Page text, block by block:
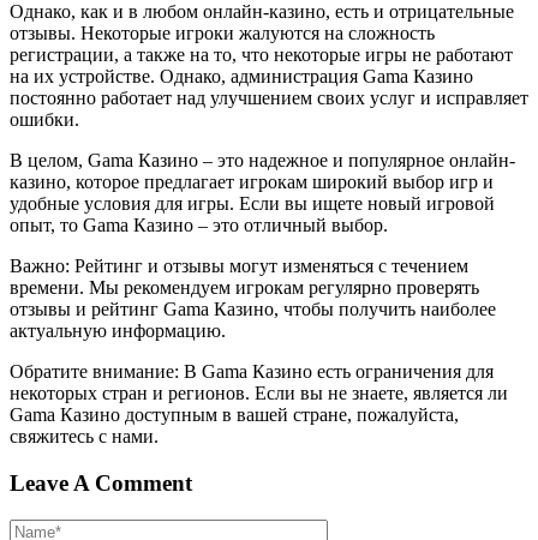
Однако, как и в любом онлайн-казино, есть и отрицательные
отзывы. Некоторые игроки жалуются на сложность
регистрации, а также на то, что некоторые игры не работают
на их устройстве. Однако, администрация Gama Казино
постоянно работает над улучшением своих услуг и исправляет
ошибки.
В целом, Gama Казино – это надежное и популярное онлайн-
казино, которое предлагает игрокам широкий выбор игр и
удобные условия для игры. Если вы ищете новый игровой
опыт, то Gama Казино – это отличный выбор.
Важно: Рейтинг и отзывы могут изменяться с течением
времени. Мы рекомендуем игрокам регулярно проверять
отзывы и рейтинг Gama Казино, чтобы получить наиболее
актуальную информацию.
Обратите внимание: В Gama Казино есть ограничения для
некоторых стран и регионов. Если вы не знаете, является ли
Gama Казино доступным в вашей стране, пожалуйста,
свяжитесь с нами.
Leave A Comment